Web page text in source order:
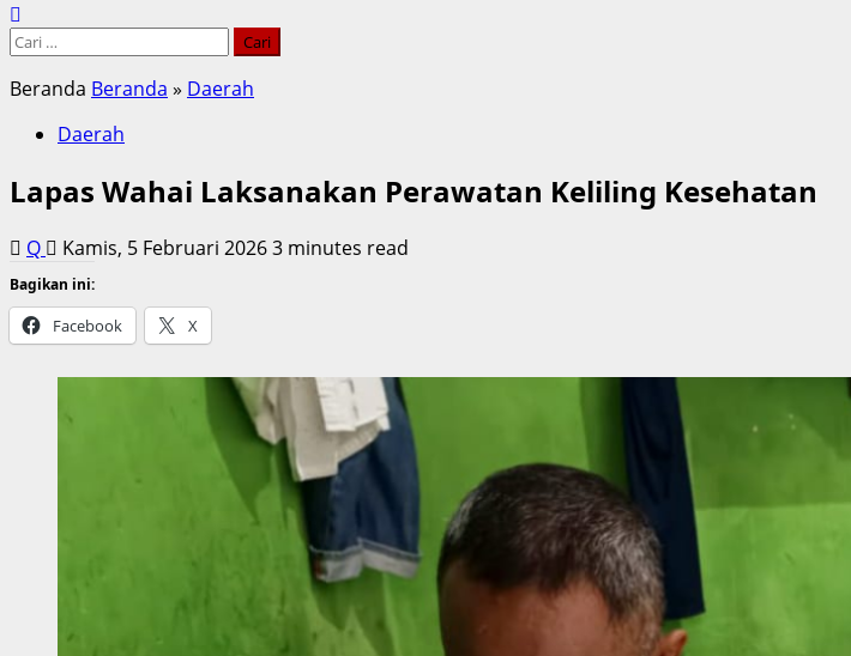
Cari
Beranda Beranda » Daerah
Daerah
Lapas Wahai Laksanakan Perawatan Keliling Kesehatan
Q Kamis, 5 Februari 20263 minutes read
Bagikan ini:
Facebook X